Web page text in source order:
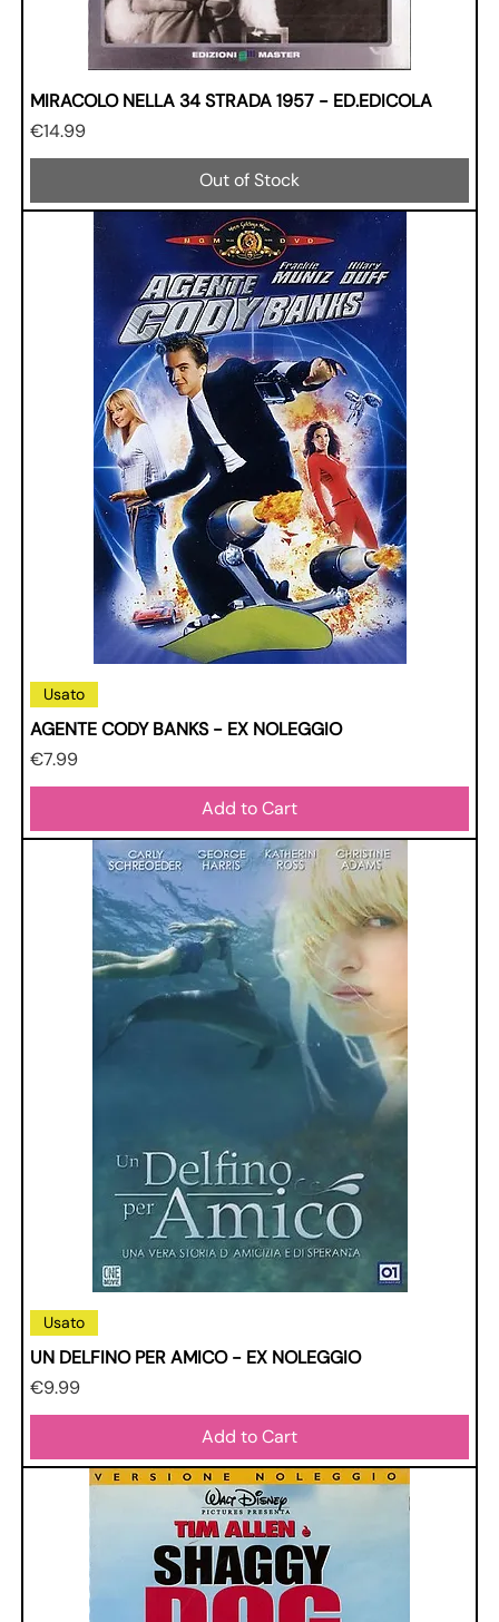
MIRACOLO NELLA 34 STRADA 1957 - ED.EDICOLA
Price
€14.99
Out of Stock
Usato
AGENTE CODY BANKS - EX NOLEGGIO
Price
€7.99
Add to Cart
Usato
UN DELFINO PER AMICO - EX NOLEGGIO
Price
€9.99
Add to Cart